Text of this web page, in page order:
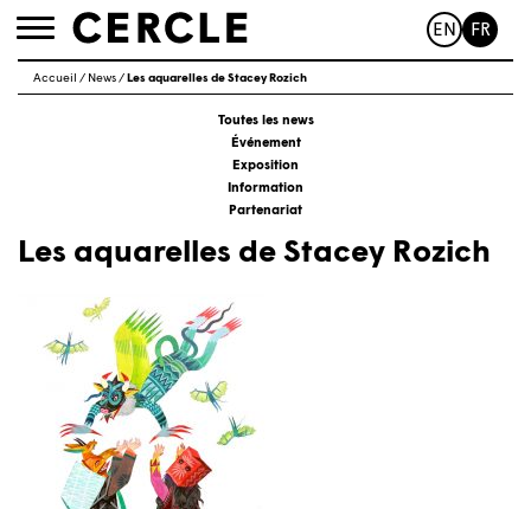
Toggle
EN FR
Accueil / News/ Les aquarelles de Stacey Rozich
Toutes les news
Événement
Exposition
Information
Partenariat
Les aquarelles de Stacey Rozich